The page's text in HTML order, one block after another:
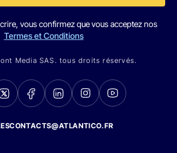
vous confirmez que vous acceptez nos
Termes et Conditions
Media SAS. tous droits réservés.